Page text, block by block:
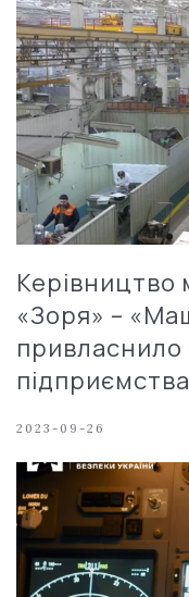
Керівництво
«Зоря» –
привласнило
підприємства
2023-09-26